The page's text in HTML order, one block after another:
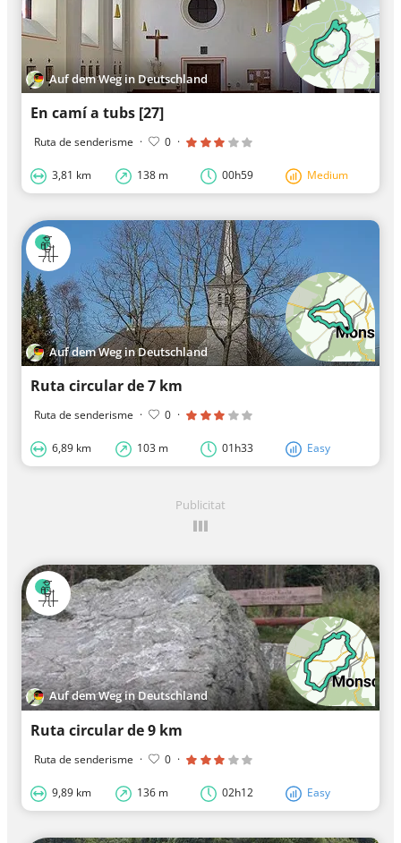
Auf dem Weg in Deutschland
En camí a tubs [27]
Ruta de senderisme · 0 ·
3,81 km 138 m 00h59 Medium
Auf dem Weg in Deutschland
Ruta circular de 7 km
Ruta de senderisme · 0 ·
6,89 km 103 m 01h33 Easy
Publicitat
Auf dem Weg in Deutschland
Ruta circular de 9 km
Ruta de senderisme · 0 ·
9,89 km 136 m 02h12 Easy